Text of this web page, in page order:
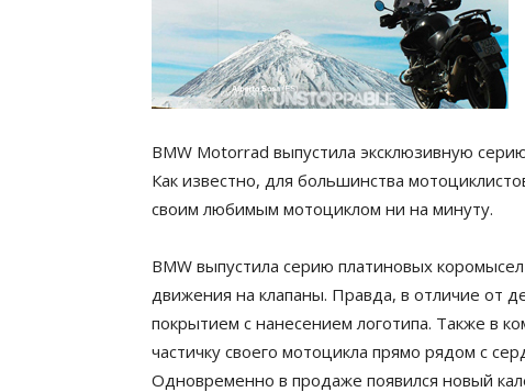
BMW Motorrad выпустила эксклюзивную
Как известно, для большинства
своим любимым мотоциклом ни на минуту.
BMW выпустила серию платиновых
движения на клапаны. Правда, в отличие от
покрытием с нанесением логотипа. Также в
частичку своего мотоцикла прямо рядом с
Одновременно в продаже появился новый